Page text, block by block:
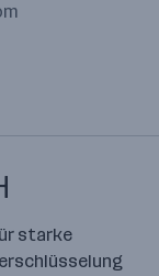
starke